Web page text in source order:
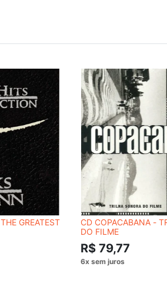
GREATEST
CD COPACABANA -
DO FILME
R$ 79,77